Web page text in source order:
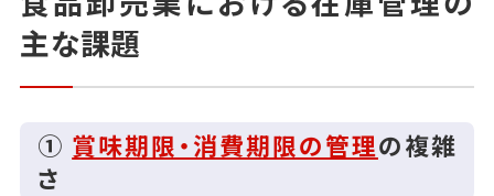
主な課題
① 賞味期限・消費期限の管理の複雑
さ